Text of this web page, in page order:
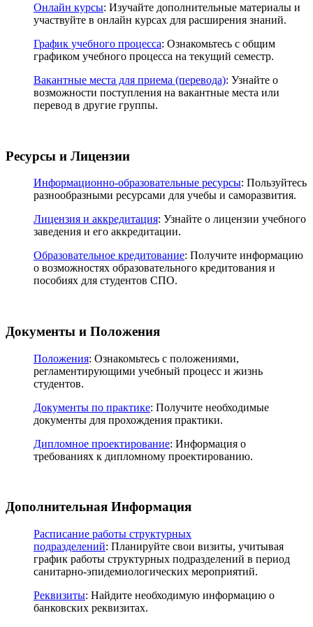
Онлайн курсы: Изучайте дополнительные материалы и
участвуйте в онлайн курсах для расширения знаний.
График учебного процесса: Ознакомьтесь с общим
графиком учебного процесса на текущий семестр.
Вакантные места для приема (перевода): Узнайте о
возможности поступления на вакантные места или
перевод в другие группы.
Ресурсы и Лицензии
Информационно-образовательные ресурсы: Пользуйтесь
разнообразными ресурсами для учебы и саморазвития.
Лицензия и аккредитация: Узнайте о лицензии учебного
заведения и его аккредитации.
Образовательное кредитование: Получите информацию
о возможностях образовательного кредитования и
пособиях для студентов СПО.
Документы и Положения
Положения: Ознакомьтесь с положениями,
регламентирующими учебный процесс и жизнь
студентов.
Документы по практике: Получите необходимые
документы для прохождения практики.
Дипломное проектирование: Информация о
требованиях к дипломному проектированию.
Дополнительная Информация
Расписание работы структурных
подразделений: Планируйте свои визиты, учитывая
график работы структурных подразделений в период
санитарно-эпидемиологических мероприятий.
Реквизиты: Найдите необходимую информацию о
банковских реквизитах.